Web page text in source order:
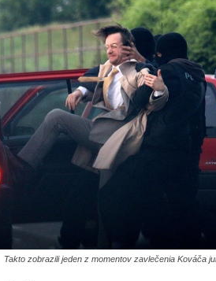
Takto zobrazili jeden z momentov zavlečenia Kováča